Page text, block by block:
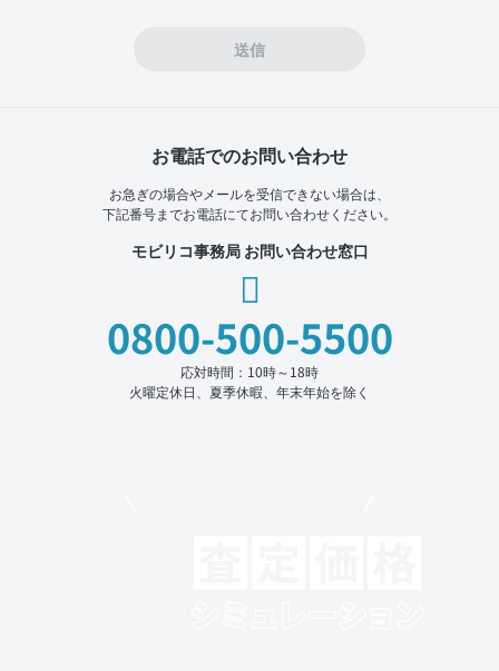
送信
お電話でのお問い合わせ
お急ぎの場合やメールを受信できない場合は、
下記番号までお電話にてお問い合わせください。
モビリコ事務局 お問い合わせ窓口
0800-500-5500
応対時間：10時～18時
火曜定休日、夏季休暇、年末年始を除く